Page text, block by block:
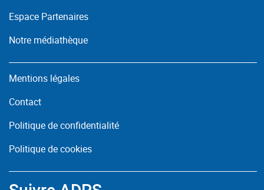
Espace Partenaires
Notre médiathèque
Mentions légales
Contact
Politique de confidentialité
Politique de cookies